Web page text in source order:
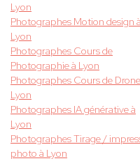
Lyon
Photographes Motion design à
Lyon
Photographes Cours de
Photographie à Lyon
Photographes Cours de
Lyon
Photographes IA générative à
Lyon
Photographes Tirage /
photo à Lyon